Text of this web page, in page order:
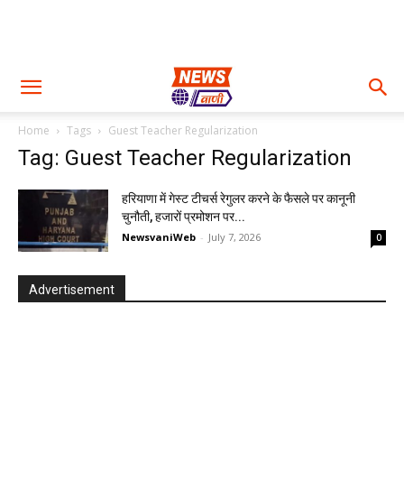
Home Tags Guest Teacher Regularization
Tag: Guest Teacher Regularization
हरियाणा में गेस्ट टीचर्स रेगुलर करने के फैसले पर कानूनी
चुनौती, हजारों प्रमोशन पर...
NewsvaniWeb - July 7, 2026 0
Advertisement